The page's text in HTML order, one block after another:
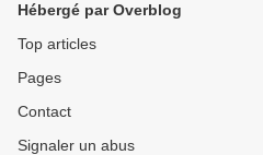
Hébergé par Overblog
Top articles
Pages
Contact
Signaler un abus